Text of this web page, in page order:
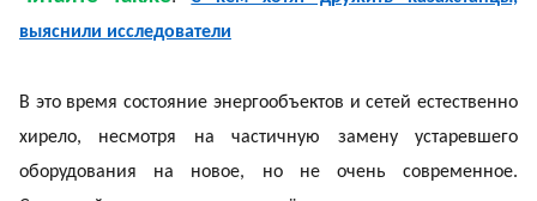
выяснили исследователи
В это время состояние энергообъектов и сетей естественно
хирело, несмотря на частичную замену устаревшего
оборудования на новое, но не очень современное.